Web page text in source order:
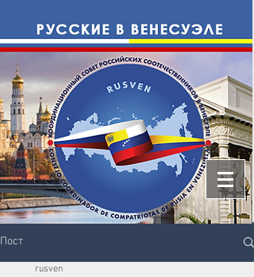
Пост
rusven